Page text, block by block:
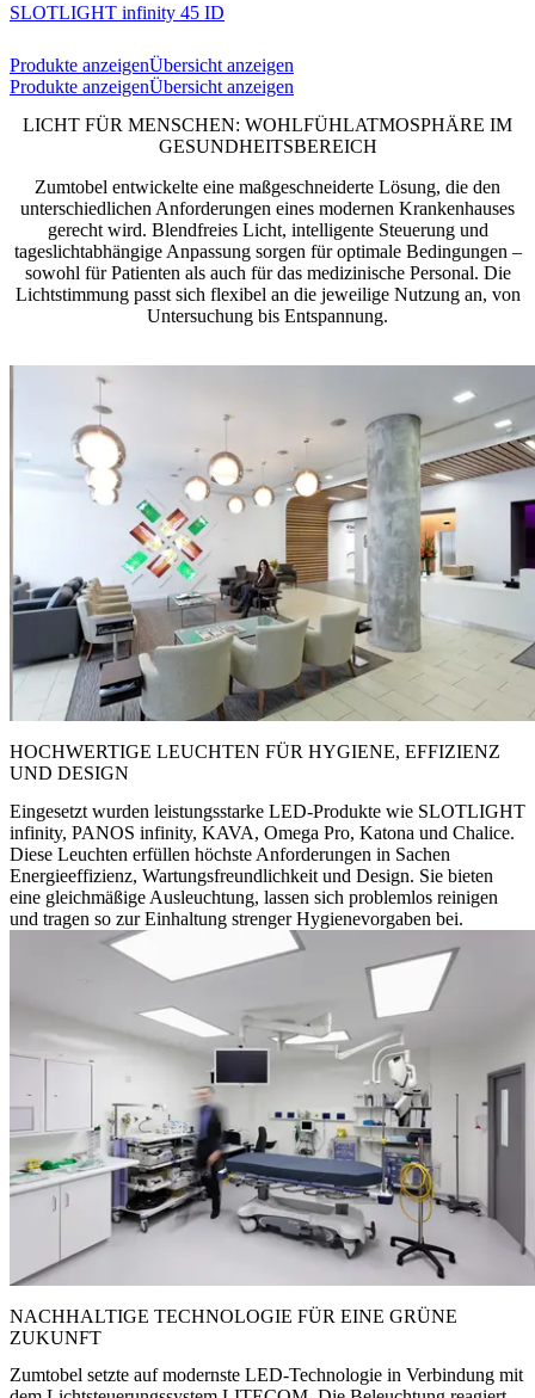
SLOTLIGHT infinity 45 ID
Produkte anzeigenÜbersicht anzeigen
Produkte anzeigenÜbersicht anzeigen
LICHT FÜR MENSCHEN: WOHLFÜHLATMOSPHÄRE IM
GESUNDHEITSBEREICH
Zumtobel entwickelte eine maßgeschneiderte Lösung, die den
unterschiedlichen Anforderungen eines modernen Krankenhauses
gerecht wird. Blendfreies Licht, intelligente Steuerung und
tageslichtabhängige Anpassung sorgen für optimale Bedingungen –
sowohl für Patienten als auch für das medizinische Personal. Die
Lichtstimmung passt sich flexibel an die jeweilige Nutzung an, von
Untersuchung bis Entspannung.
HOCHWERTIGE LEUCHTEN FÜR HYGIENE, EFFIZIENZ
UND DESIGN
Eingesetzt wurden leistungsstarke LED-Produkte wie SLOTLIGHT
infinity, PANOS infinity, KAVA, Omega Pro, Katona und Chalice.
Diese Leuchten erfüllen höchste Anforderungen in Sachen
Energieeffizienz, Wartungsfreundlichkeit und Design. Sie bieten
eine gleichmäßige Ausleuchtung, lassen sich problemlos reinigen
und tragen so zur Einhaltung strenger Hygienevorgaben bei.
NACHHALTIGE TECHNOLOGIE FÜR EINE GRÜNE
ZUKUNFT
Zumtobel setzte auf modernste LED-Technologie in Verbindung mit